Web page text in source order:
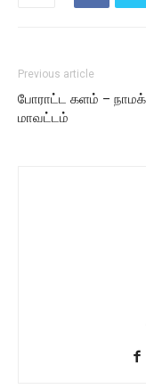
Previous article
போராட்ட களம் –
மாவட்டம்